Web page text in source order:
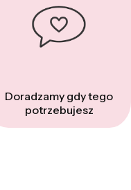
Doradzamy gdy tego
potrzebujesz